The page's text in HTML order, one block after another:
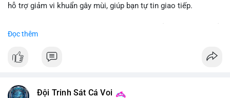
hỗ trợ giảm vi khuẩn gây mùi, giúp bạn tự tin giao tiếp.
lớn cho nụ cười khỏe mạnh.
#dentabiome #badbreathsolution
Đọc thêm
Đội Trinh Sát Cá Voi